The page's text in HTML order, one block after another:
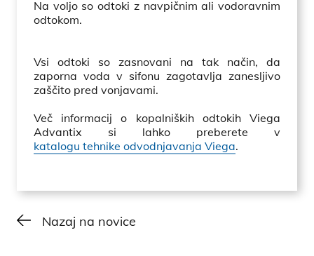
Na voljo so odtoki z navpičnim ali vodoravnim
odtokom.
Vsi odtoki so zasnovani na tak način, da
zaporna voda v sifonu zagotavlja zanesljivo
zaščito pred vonjavami.
Več informacij o kopalniških odtokih Viega
Advantix si lahko preberete v
katalogu tehnike odvodnjavanja Viega.
Nazaj na novice